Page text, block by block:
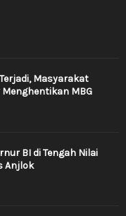
Masyarakat
MBG
BI di Tengah Nilai
Anjlok